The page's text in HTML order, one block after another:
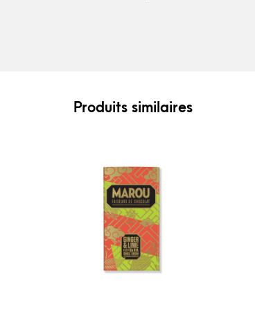
Produits similaires